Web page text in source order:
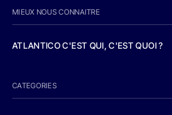
MIEUX NOUS CONNAITRE
ATLANTICO C'EST QUI, C'EST QUOI ?
CATEGORIES